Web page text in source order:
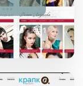
✅ 200 1